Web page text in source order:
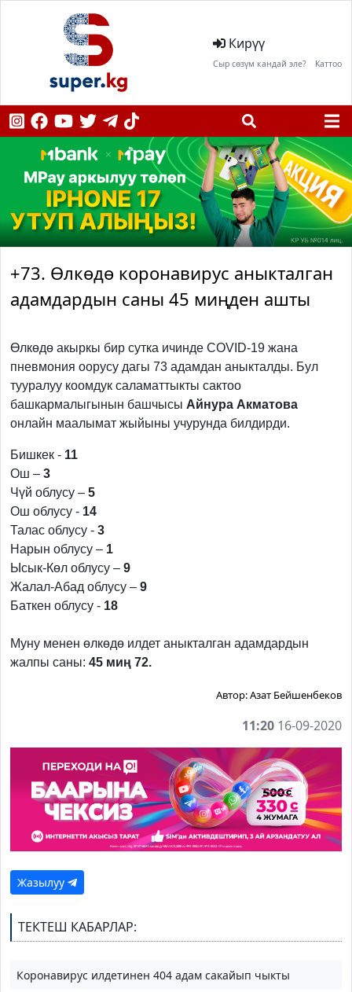
Кирүү
Сыр сөзүм кандай эле? Каттоо
+73. Өлкөдө коронавирус аныкталган
адамдардын саны 45 миңден ашты
Өлкөдө акыркы бир сутка ичинде COVID-19 жана
пневмония оорусу дагы 73 адамдан аныкталды. Бул
тууралуу коомдук саламаттыкты сактоо
башкармалыгынын башчысы Айнура Акматова
онлайн маалымат жыйыны учурунда билдирди.
Бишкек - 11
Ош – 3
Чүй облусу – 5
Ош облусу - 14
Талас облусу - 3
Нарын облусу – 1
Ысык-Көл облусу – 9
Жалал-Абад облусу – 9
Баткен облусу - 18
Муну менен өлкөдө илдет аныкталган адамдардын
жалпы саны: 45 миң 72.
Автор:Азат Бейшенбеков
11:20 16-09-2020
Жазылуу
ТЕКТЕШ КАБАРЛАР:
Коронавирус илдетинен 404 адам сакайып чыкты